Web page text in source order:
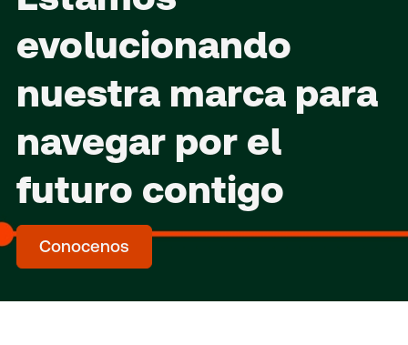
evolucionando
nuestra marca para
navegar por el
futuro contigo
Conocenos